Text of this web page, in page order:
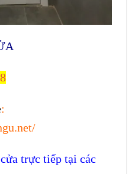
:
trực tiếp tại các